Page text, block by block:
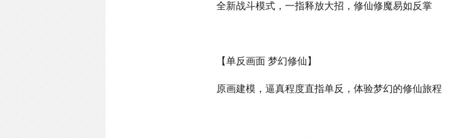
全新战斗模式，一指释放大招，修仙修魔易如反掌
【单反画面 梦幻修仙】
原画建模，逼真程度直指单反，体验梦幻的修仙旅程